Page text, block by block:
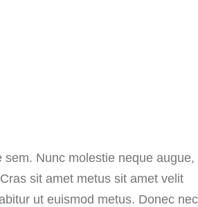
Nunc molestie neque augue,
sit amet metus sit amet velit
ut euismod metus. Donec nec